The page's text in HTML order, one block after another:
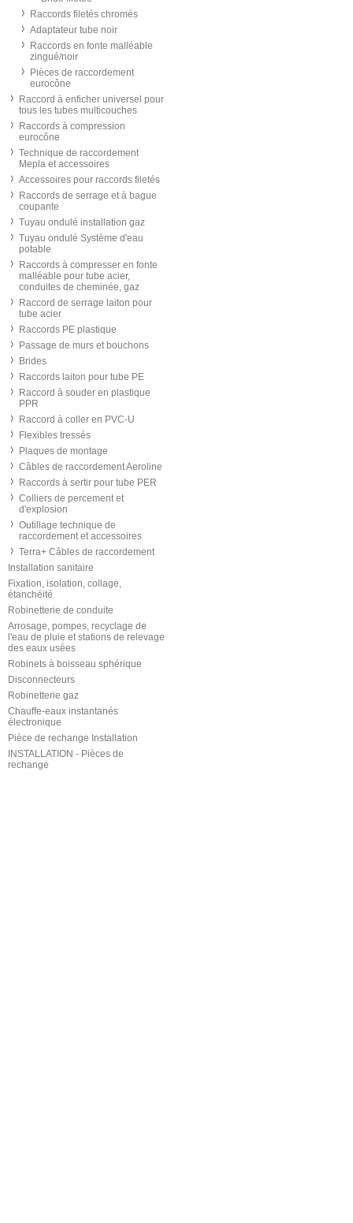
Raccords filetés chromés
Adaptateur tube noir
Raccords en fonte malléable
zingué/noir
Pièces de raccordement
eurocône
Raccord à enficher universel pour
tous les tubes multicouches
Raccords à compression
eurocône
Technique de raccordement
Mepla et accessoires
Accessoires pour raccords filetés
Raccords de serrage et à bague
coupante
Tuyau ondulé installation gaz
Tuyau ondulé Système d'eau
potable
Raccords à compresser en fonte
malléable pour tube acier,
conduites de cheminée, gaz
Raccord de serrage laiton pour
tube acier
Raccords PE plastique
Passage de murs et bouchons
Brides
Raccords laiton pour tube PE
Raccord à souder en plastique
PPR
Raccord à coller en PVC-U
Flexibles tressés
Plaques de montage
Câbles de raccordement Aeroline
Raccords à sertir pour tube PER
Colliers de percement et
d'explosion
Outillage technique de
raccordement et accessoires
Terra+ Câbles de raccordement
Installation sanitaire
Fixation, isolation, collage,
étanchéité
Robinetterie de conduite
Arrosage, pompes, recyclage de
l'eau de pluie et stations de relevage
des eaux usées
Robinets à boisseau sphérique
Disconnecteurs
Robinetterie gaz
Chauffe-eaux instantanés
électronique
Pièce de rechange Installation
INSTALLATION - Pièces de
rechange